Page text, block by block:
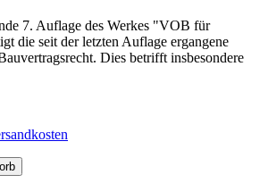
7. Auflage des Werkes "VOB für
die seit der letzten Auflage ergangene
Dies betrifft insbesondere